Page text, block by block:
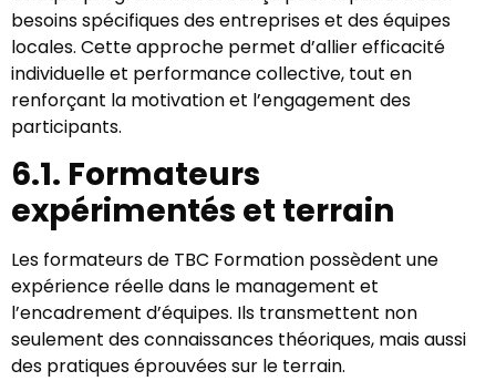
besoins spécifiques des entreprises et des équipes
locales. Cette approche permet d’allier efficacité
individuelle et performance collective, tout en
renforçant la motivation et l’engagement des
participants.
6.1. Formateurs
expérimentés et terrain
Les formateurs de TBC Formation possèdent une
expérience réelle dans le management et
l’encadrement d’équipes. Ils transmettent non
seulement des connaissances théoriques, mais aussi
des pratiques éprouvées sur le terrain.